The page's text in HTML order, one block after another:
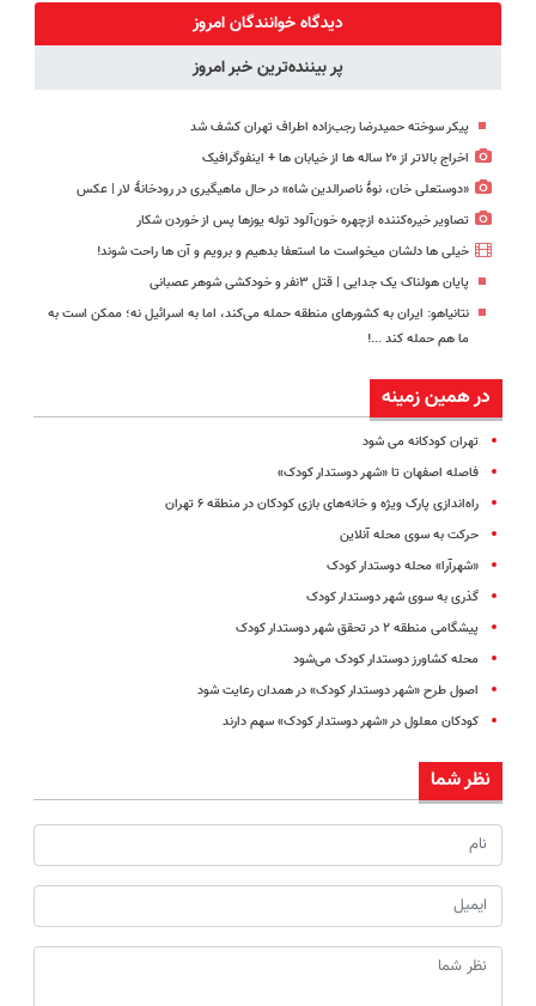
سبک و مقاوم |
پرداخت قسطی
پرداخت درب
منزل)
دیدگاه خوانندگان امروز
پر بیننده‌ترین خبر امروز
پیکر سوخته حمیدرضا رجب‌زاده اطراف تهران کشف شد
اخراج بالاتر از ۲۰ ساله ها از خیابان ها + اینفوگرافیک
«دوستعلی خان، نوۀ ناصرالدین شاه» در حال ماهیگیری در رودخانۀ لار | عکس
تصاویر خیره‌کننده ازچهره خون‌آلود توله یوزها پس از خوردن شکار
خیلی ها دلشان میخواست ما استعفا بدهیم و برویم و آن ها راحت شوند!
پایان هولناک یک جدایی | قتل ۳نفر و خودکشی شوهر عصبانی
نتانیاهو: ایران به کشورهای منطقه حمله می‌کند، اما به اسرائیل نه؛ ممکن است به
ما هم حمله کند ...!
در همین زمینه
تهران کودکانه می شود
فاصله اصفهان تا «شهر دوستدار کودک»
راه‌اندازی پارک ویژه و خانه‌های بازی کودکان در منطقه ۶ تهران
حرکت به سوی محله آنلاین
«شهرآرا» محله دوستدار کودک
گذری به سوی شهر دوستدار کودک
پیشگامی منطقه ۲ در تحقق شهر دوستدار کودک
محله کشاورز دوستدار کودک می‌شود
اصول طرح «شهر دوستدار کودک» در همدان رعایت شود
کودکان معلول در «شهر دوستدار کودک» سهم دارند
نظر شما